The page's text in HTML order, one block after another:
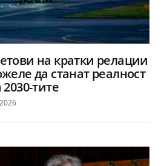
на кратки релации
да станат реалност
тите